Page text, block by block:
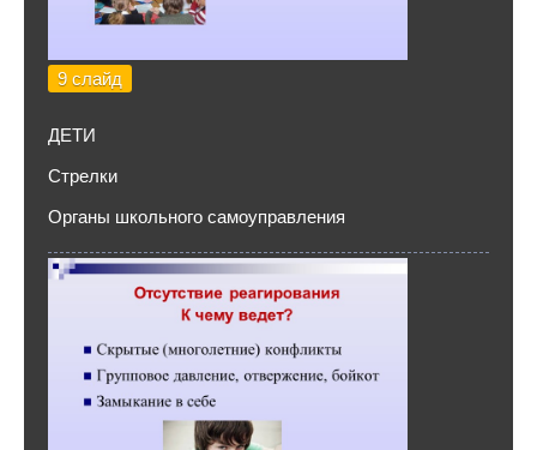
9 слайд
ДЕТИ
Стрелки
Органы школьного самоуправления